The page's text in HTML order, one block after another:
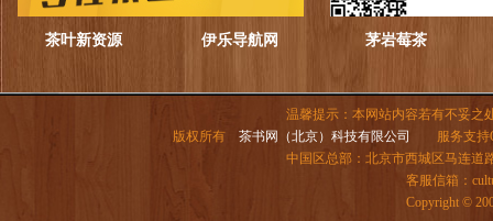
茶叶新资源 伊乐导航网 茅岩莓茶
温馨提示：本网站内容若有不妥之
版权所有茶书网（北京）科技有限公司
服务支持
中国区总部：北京市西城区马连道
客服信箱：
Copyright ©